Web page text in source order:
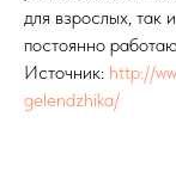
для взрослых, так
постоянно
Источник: http://
gelendzhika/